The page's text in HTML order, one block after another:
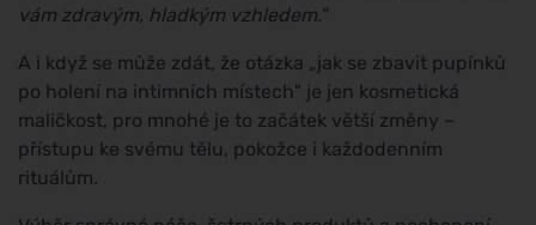
vám zdravým, hladkým vzhledem."
A i když se může zdát, že otázka „jak se zbavit pupínků
po holení na intimních místech" je jen kosmetická
maličkost, pro mnohé je to začátek větší změny –
přístupu ke svému tělu, pokožce i každodenním
rituálům.